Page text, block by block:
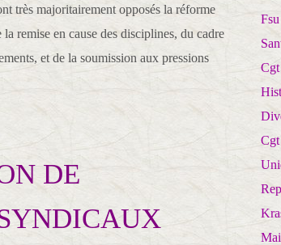
très majoritairement opposés la réforme
remise en cause des disciplines, du cadre
et de la soumission aux pressions
DE
Fsu
Cgt
Cgt